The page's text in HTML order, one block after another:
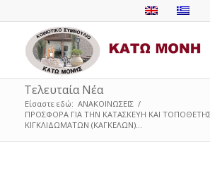
Τελευταία Νέα
Είσαστε εδώ: ΑΝΑΚΟΙΝΩΣΕΙΣ /
ΠΡΟΣΦΟΡΑ ΓΙΑ ΤΗΝ ΚΑΤΑΣΚΕΥΗ ΚΑΙ
ΚΙΓΚΛΙΔΩΜΑΤΩΝ (ΚΑΓΚΕΛΩΝ)...